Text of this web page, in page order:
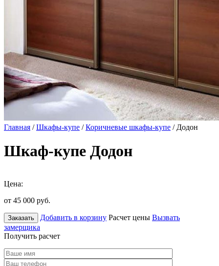
Главная /Шкафы-купе /Коричневые шкафы-купе / Додон
Шкаф-купе Додон
Цена:
от 45 000 руб.
Заказать Добавить в корзину Расчет цены Вызвать
замерщика
Получить расчет